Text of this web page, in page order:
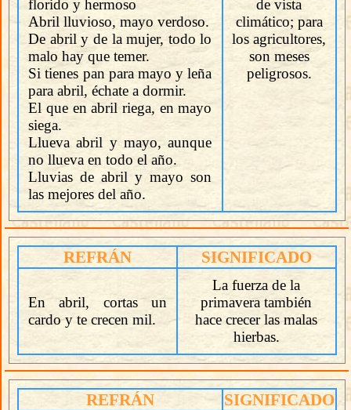
florido y hermoso
Abril lluvioso, mayo verdoso.
De abril y de la mujer, todo lo
malo hay que temer.
Si tienes pan para mayo y leña
para abril, échate a dormir.
El que en abril riega, en mayo
siega.
Llueva abril y mayo, aunque
no llueva en todo el año.
Lluvias de abril y mayo son
las mejores del año.
de vista
climático; para
los agricultores,
son meses
peligrosos.
REFRÁN SIGNIFICADO
En abril, cortas un
cardo y te crecen mil.
La fuerza de la
primavera también
hace crecer las malas
hierbas.
REFRÁN SIGNIFICADO